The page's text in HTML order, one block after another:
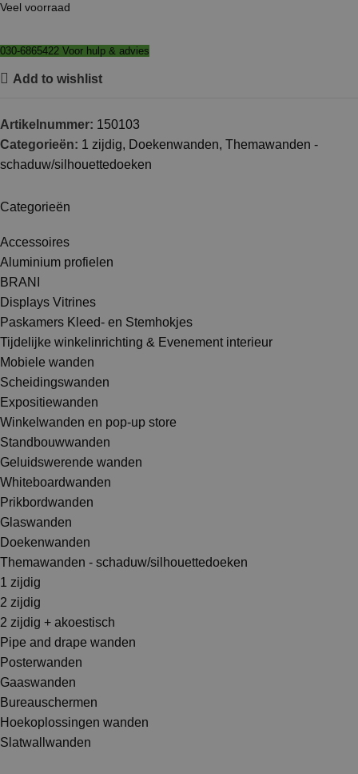
Categorieën
Accessoires
Aluminium profielen
BRANI
Displays Vitrines
Paskamers Kleed- en Stemhokjes
Tijdelijke winkelinrichting & Evenement interieur
Mobiele wanden
Scheidingswanden
Expositiewanden
Winkelwanden en pop-up store
Standbouwwanden
Geluidswerende wanden
Whiteboardwanden
Prikbordwanden
Glaswanden
Doekenwanden
Themawanden - schaduw/silhouettedoeken
1 zijdig
2 zijdig
2 zijdig + akoestisch
Pipe and drape wanden
Posterwanden
Gaaswanden
Bureauschermen
Hoekoplossingen wanden
Slatwallwanden
Veel voorraad
030-6865422 Voor hulp & advies
Add to wishlist
Artikelnummer: 150103
Categorieën: 1 zijdig, Doekenwanden, Themawanden -
schaduw/silhouettedoeken